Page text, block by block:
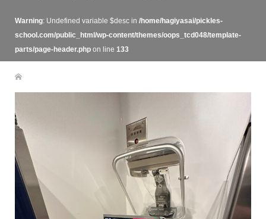
Warning: Undefined variable $desc in /home/hagiyasai/pickles-
school.com/public_html/wp-content/themes/oops_tcd048/template-
parts/page-header.phpon line 133